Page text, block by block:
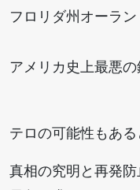
フロリダ州オーラン
アメリカ史上最悪の
テロの可能性もある
真相の究明と再発防